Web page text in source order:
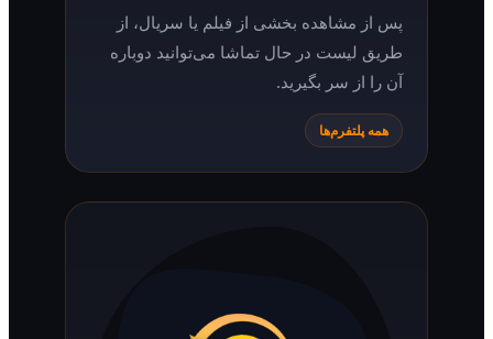
پس از مشاهده بخشی از فیلم یا سریال، از
طریق لیست در حال تماشا می‌توانید دوباره
آن را از سر بگیرید.
همه پلتفرم‌ها